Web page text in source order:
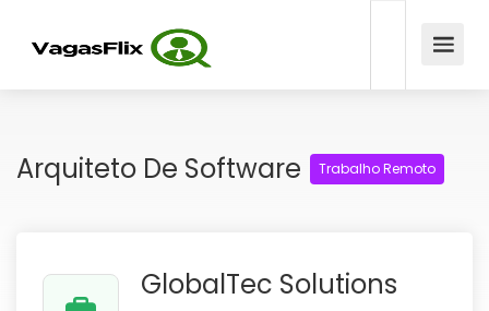
Arquiteto De Software Trabalho Remoto
GlobalTec Solutions